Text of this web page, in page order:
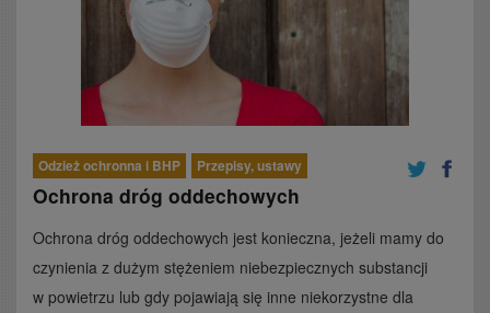
Odzież ochronna i BHP Przepisy, ustawy
Ochrona dróg oddechowych
Ochrona dróg oddechowych jest konieczna, jeżeli mamy do
czynienia z dużym stężeniem niebezpiecznych substancji
w powietrzu lub gdy pojawiają się inne niekorzystne dla